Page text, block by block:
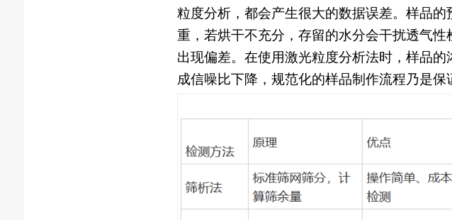
粒度分析，都会产生很大的数据误差。样品
重，若烘干不充分，存留的水分会干扰透气
出现偏差。在使用激光粒度分析法时，样品
成信噪比下降，规范化的样品制作流程乃是保